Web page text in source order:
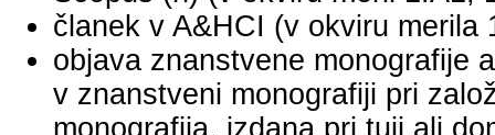
članek v A&HCI (v okviru merila
objava znanstvene monografije
v znanstveni monografiji pri